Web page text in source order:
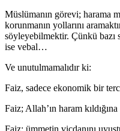
Müslümanın görevi; harama
korunmanın yollarını
söyleyebilmektir. Çünkü bazı
ise vebal…
Ve unutulmamalıdır ki:
Faiz, sadece ekonomik bir
Faiz; Allah’ın haram